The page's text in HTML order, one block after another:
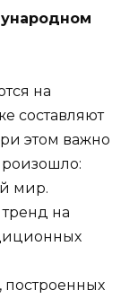
на
составляют
этом важно
мир.
на